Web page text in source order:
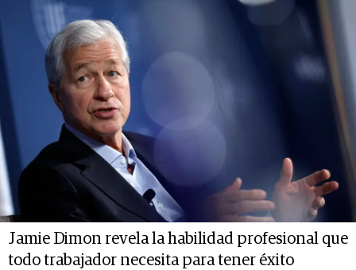
Jamie Dimon revela la habilidad profesional que
todo trabajador necesita para tener éxito